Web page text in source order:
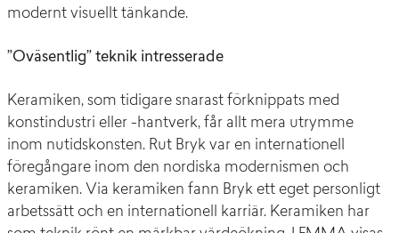
modernt visuellt tänkande.
”Oväsentlig” teknik intresserade
Keramiken, som tidigare snarast förknippats med
konstindustri eller -hantverk, får allt mera utrymme
inom nutidskonsten. Rut Bryk var en internationell
föregångare inom den nordiska modernismen och
keramiken. Via keramiken fann Bryk ett eget personligt
arbetssätt och en internationell karriär. Keramiken har